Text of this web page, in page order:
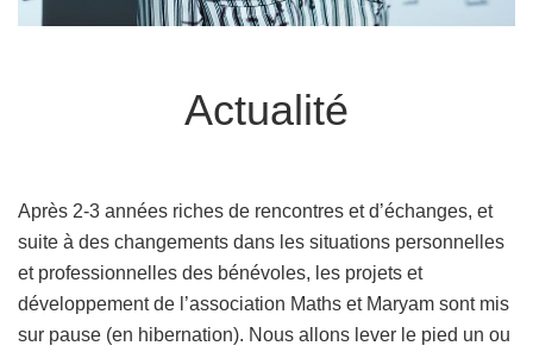
Actualité
Après 2-3 années riches de rencontres et d’échanges, et
suite à des changements dans les situations personnelles
et professionnelles des bénévoles, les projets et
développement de l’association Maths et Maryam sont mis
sur pause (en hibernation). Nous allons lever le pied un ou